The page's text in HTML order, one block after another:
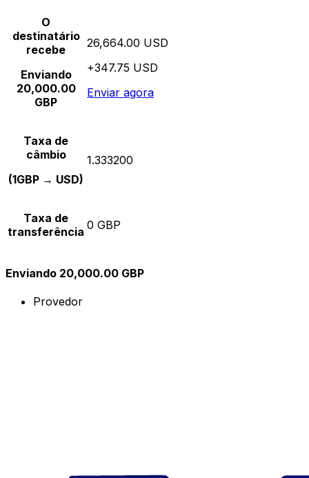
O
destinatário
recebe
Enviando
20,000.00
GBP
26,664.00 USD
+347.75 USD
Enviar agora
Taxa de
câmbio
(1GBP → USD)
1.333200
Taxa de
transferência 0 GBP
Enviando 20,000.00 GBP
Provedor